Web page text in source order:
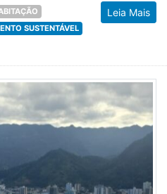
Leia Mais
SUSTENTÁVEL